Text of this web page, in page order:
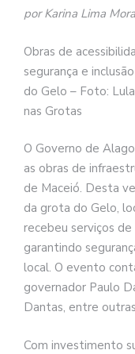
por Karina Lima
Obras de
segurança e
do Gelo – Foto:
nas Grotas
O Governo de
as obras de
de Maceió. Desta
da grota do Gelo,
recebeu serviços
garantindo
local. O evento
governador Paulo
Dantas, entre
Com investimento